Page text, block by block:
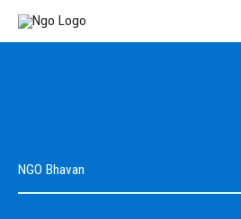
Skip
NGO Bhavan